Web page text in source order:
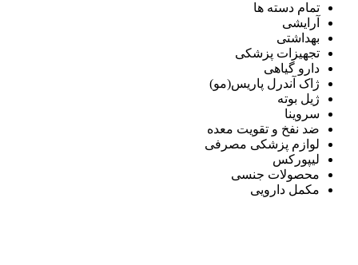
تمام دسته ها
آرایشی
بهداشتی
تجهیزات پزشکی
دارو گیاهی
ژاک آندرل پاریس(مو)
ژیل بوته
سروینا
ضد نفخ و تقویت معده
لوازم پزشکی مصرفی
لیپورکس
محصولات جنسی
مکمل دارویی